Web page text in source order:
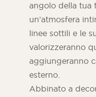
angolo della tua
un’atmosfera
linee sottili e le
valorizzeranno
aggiungeranno
esterno.
Abbinato a